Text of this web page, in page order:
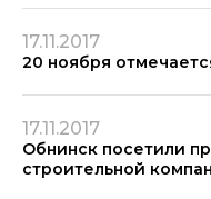
17.11.2017
20 ноября
17.11.2017
Обнинск посетили
строительной